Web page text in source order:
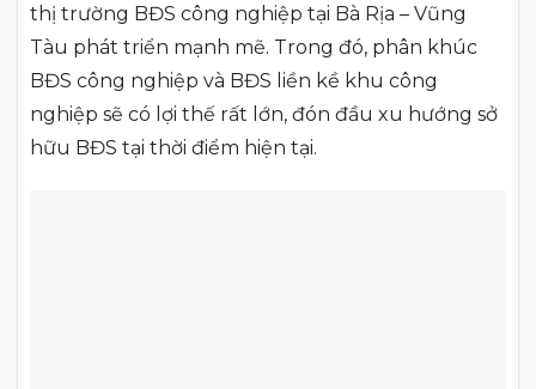
thị trường BĐS công nghiệp tại Bà Rịa – Vũng
Tàu phát triển mạnh mẽ. Trong đó, phân khúc
BĐS công nghiệp và BĐS liền kề khu công
nghiệp sẽ có lợi thế rất lớn, đón đầu xu hướng sở
hữu BĐS tại thời điểm hiện tại.